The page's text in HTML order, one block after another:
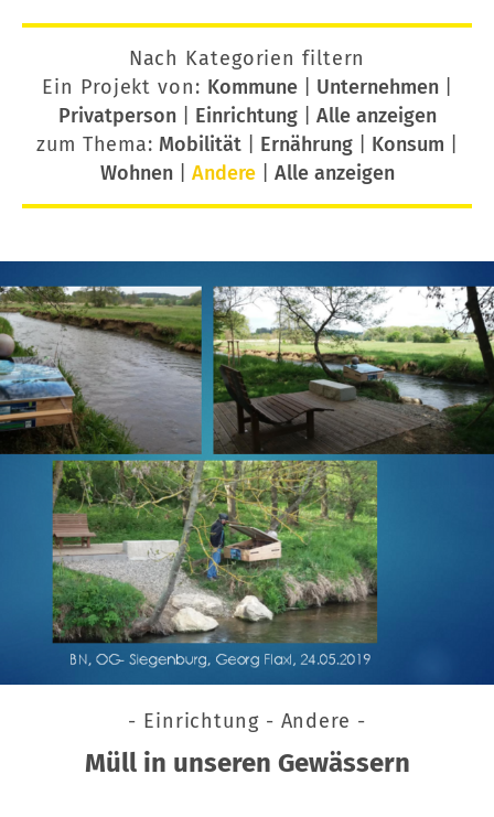
Nach Kategorien filtern
Ein Projekt von: Kommune| Unternehmen|
Privatperson| Einrichtung| Alle anzeigen
zum Thema: Mobilität Ernährung Konsum
Wohnen| Andere| Alle anzeigen
- Einrichtung - Andere -
Müll in unseren Gewässern